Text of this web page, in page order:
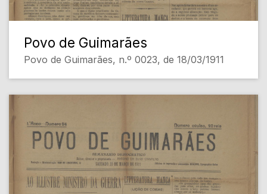
Povo de Guimarães
Povo de Guimarães, n.º 0023, de 18/03/1911